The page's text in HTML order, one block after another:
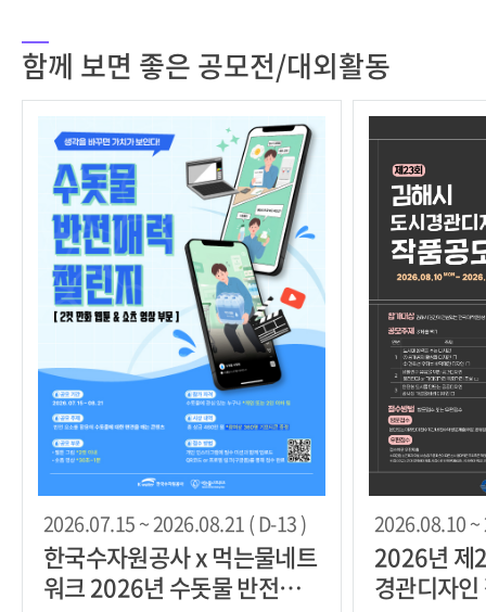
함께 보면 좋은 공모전/대외활동
2026.07.15 ~ 2026.08.21 ( D-13 )
한국수자원공사 x 먹는물네트
워크 2026년 수돗물 반전매
2026.08.10 ~
2026년 제
경관디자